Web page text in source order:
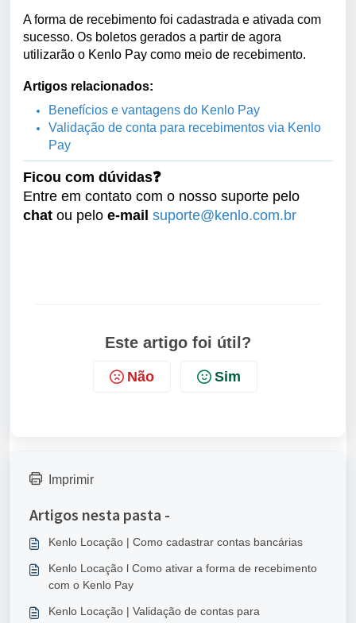
A forma de recebimento foi cadastrada e ativada com
sucesso. Os boletos gerados a partir de agora
utilizarão o Kenlo Pay como meio de recebimento.
Artigos relacionados:
Benefícios e vantagens do Kenlo Pay
Validação de conta para recebimentos via Kenlo
Pay
Ficou com dúvidas❓
Entre em contato com o nosso suporte pelo
chat ou pelo e-mail suporte@kenlo.com.br
Este artigo foi útil?
Não Sim
Imprimir
Artigos nesta pasta -
Kenlo Locação | Como cadastrar contas bancárias
Kenlo Locação l Como ativar a forma de recebimento
com o Kenlo Pay
Kenlo Locação | Validação de contas para